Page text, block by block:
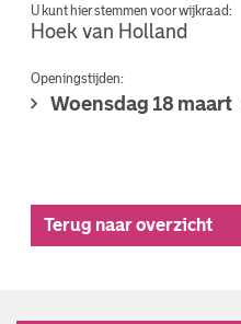
U kunt hier stemmen voor wijkraad:
Hoek van Holland
Openingstijden:
Woensdag 18 maart
Terug naar overzicht